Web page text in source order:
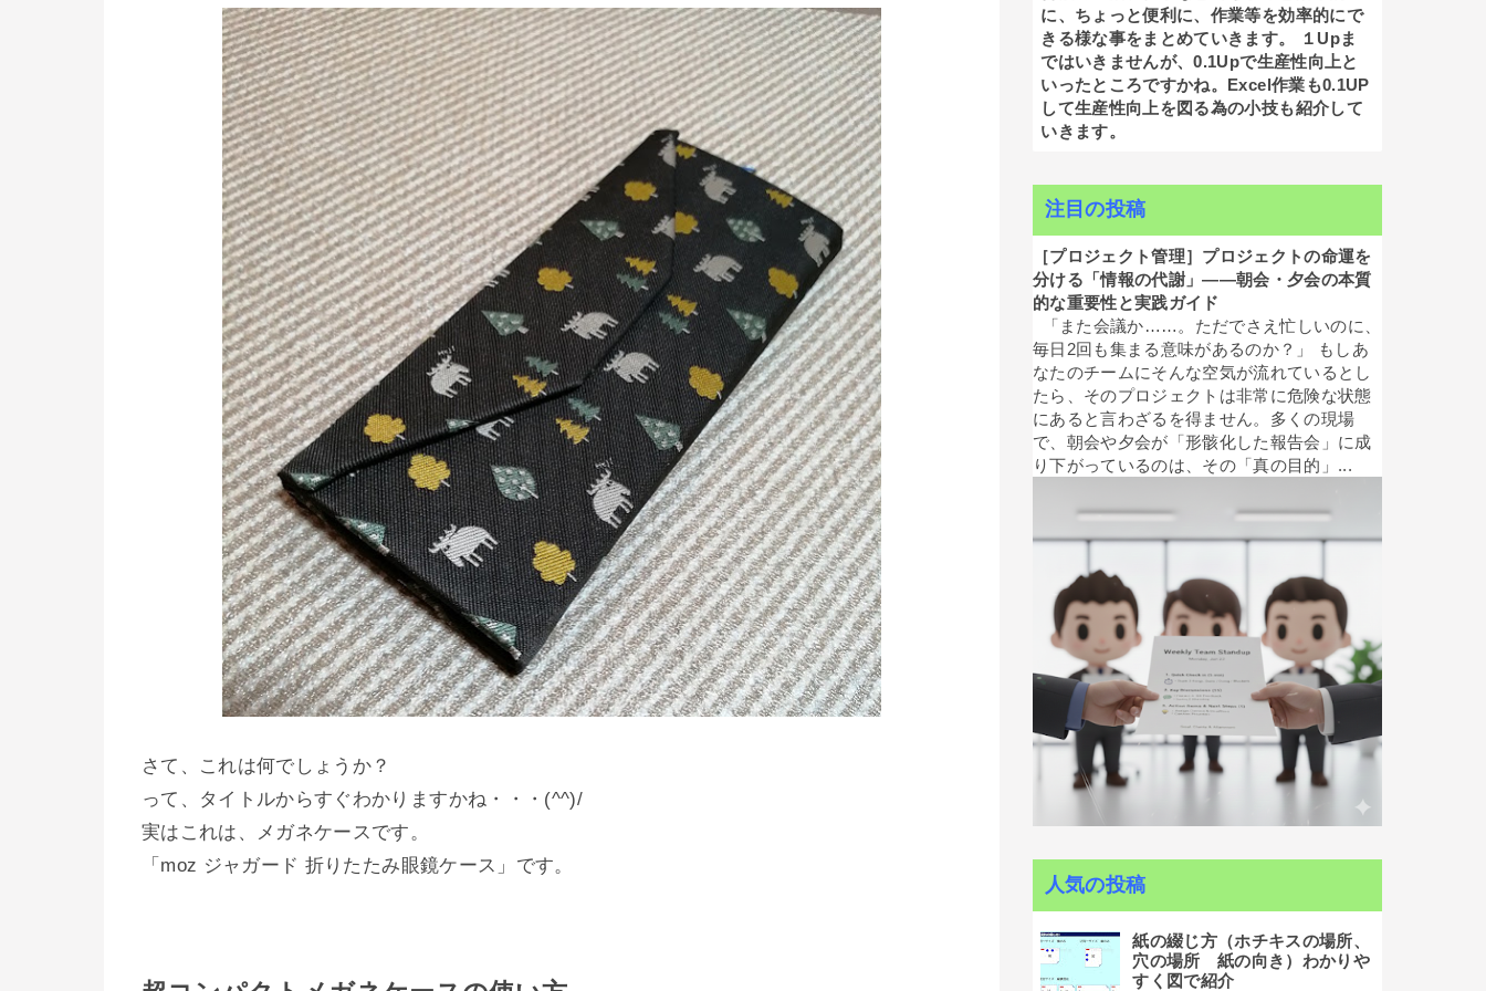
さて、これは何でしょうか？
って、タイトルからすぐわかりますかね・・・(^^)/
実はこれは、メガネケースです。
「moz ジャガード 折りたたみ眼鏡ケース」です。
に、ちょっと便利に、作業等を効率的にで
きる様な事をまとめていきます。 １Upま
ではいきませんが、0.1Upで生産性向上と
いったところですかね。Excel作業も0.1UP
して生産性向上を図る為の小技も紹介して
いきます。
注目の投稿
［プロジェクト管理］プロジェクトの命運を
分ける「情報の代謝」——朝会・夕会の本質
的な重要性と実践ガイド
「また会議か……。ただでさえ忙しいのに、
毎日2回も集まる意味があるのか？」 もしあ
なたのチームにそんな空気が流れているとし
たら、そのプロジェクトは非常に危険な状態
にあると言わざるを得ません。多くの現場
で、朝会や夕会が「形骸化した報告会」に成
り下がっているのは、その「真の目的」...
人気の投稿
紙の綴じ方（ホチキスの場所、
穴の場所 紙の向き）わかりや
すく図で紹介